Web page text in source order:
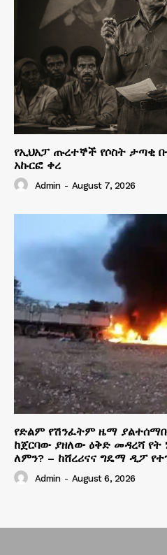
የኢህአፓ ጡረተኞች የሶስት ታጣቂ
አኩርፎ ቀረ
Admin - August 7, 2026
የድልም የሽንፈትም ዜማ
ከጀርባው ያዘለው ዕቅድ መዳረሻ የት
ለምን? – ከሸረሪናና ግዴማ ዲፖ
Admin - August 6, 2026